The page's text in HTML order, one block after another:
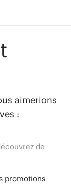
aimerions
:
de
promotions